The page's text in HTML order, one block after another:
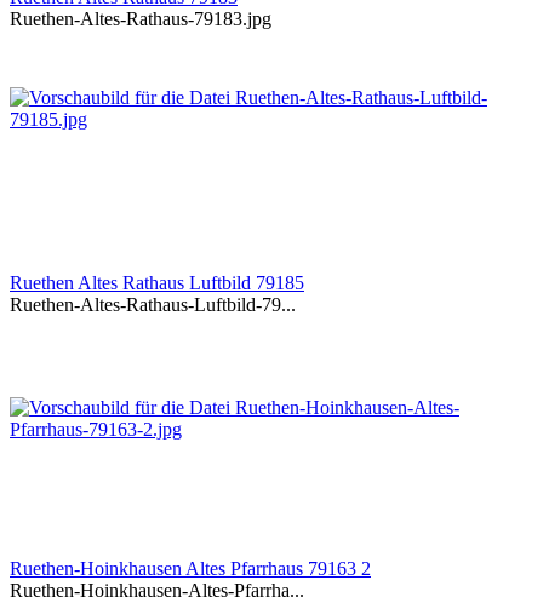
Ruethen-Altes-Rathaus-79183.jpg
Ruethen Altes Rathaus Luftbild 79185
Ruethen-Altes-Rathaus-Luftbild-79...
Ruethen-Hoinkhausen Altes Pfarrhaus 79163 2
Ruethen-Hoinkhausen-Altes-Pfarrha...